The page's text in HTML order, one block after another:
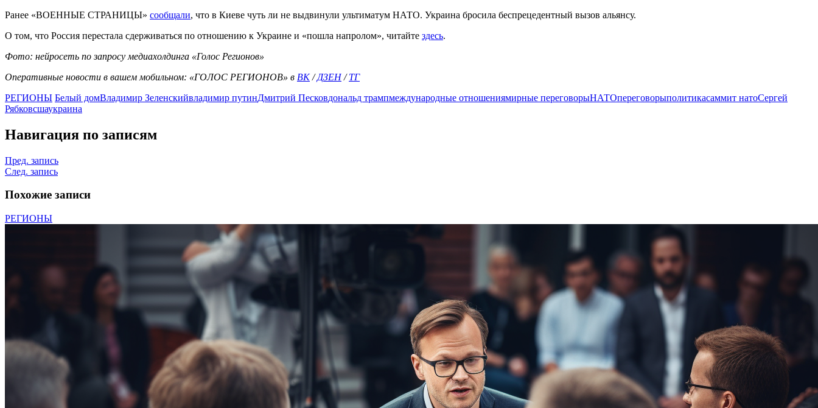
Ранее «ВОЕННЫЕ СТРАНИЦЫ» сообщали, что в Киеве чуть ли не выдвинули ультиматум НАТО. Украина бросила беспрецедентный вызов альянсу.
О том, что Россия перестала сдерживаться по отношению к Украине и «пошла напролом», читайте здесь.
Фото: нейросеть по запросу медиахолдинга «Голос Регионов»
Оперативные новости в вашем мобильном: «ГОЛОС РЕГИОНОВ» в ВК/ДЗЕН/ТГ
РЕГИОНЫ Белый домВладимир Зеленскийвладимир путинДмитрий Песковдональд трампмеждународные отношениямирные переговорыНАТОпереговорыполитикасаммит натоСергей
Рябковсшаукраина
Навигация по записям
Пред. запись
След. запись
Похожие записи
РЕГИОНЫ